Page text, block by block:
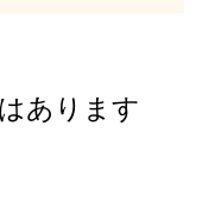
あります